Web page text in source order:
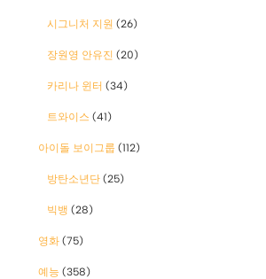
시그니처 지원 (26)
장원영 안유진 (20)
카리나 윈터 (34)
트와이스 (41)
아이돌 보이그룹 (112)
방탄소년단 (25)
빅뱅 (28)
영화 (75)
예능 (358)